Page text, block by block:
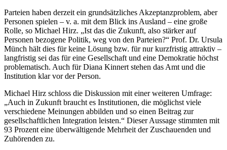
Parteien haben derzeit ein grundsätzliches Akzeptanzproblem, aber
Personen spielen – v. a. mit dem Blick ins Ausland – eine große
Rolle, so Michael Hirz. „Ist das die Zukunft, also stärker auf
Personen bezogene Politik, weg von den Parteien?“ Prof. Dr. Ursula
Münch hält dies für keine Lösung bzw. für nur kurzfristig attraktiv –
langfristig sei das für eine Gesellschaft und eine Demokratie höchst
problematisch. Auch für Diana Kinnert stehen das Amt und die
Institution klar vor der Person.
Michael Hirz schloss die Diskussion mit einer weiteren Umfrage:
„Auch in Zukunft braucht es Institutionen, die möglichst viele
verschiedene Meinungen abbilden und so einen Beitrag zur
gesellschaftlichen Integration leisten.“ Dieser Aussage stimmten mit
93 Prozent eine überwältigende Mehrheit der Zuschauenden und
Zuhörenden zu.